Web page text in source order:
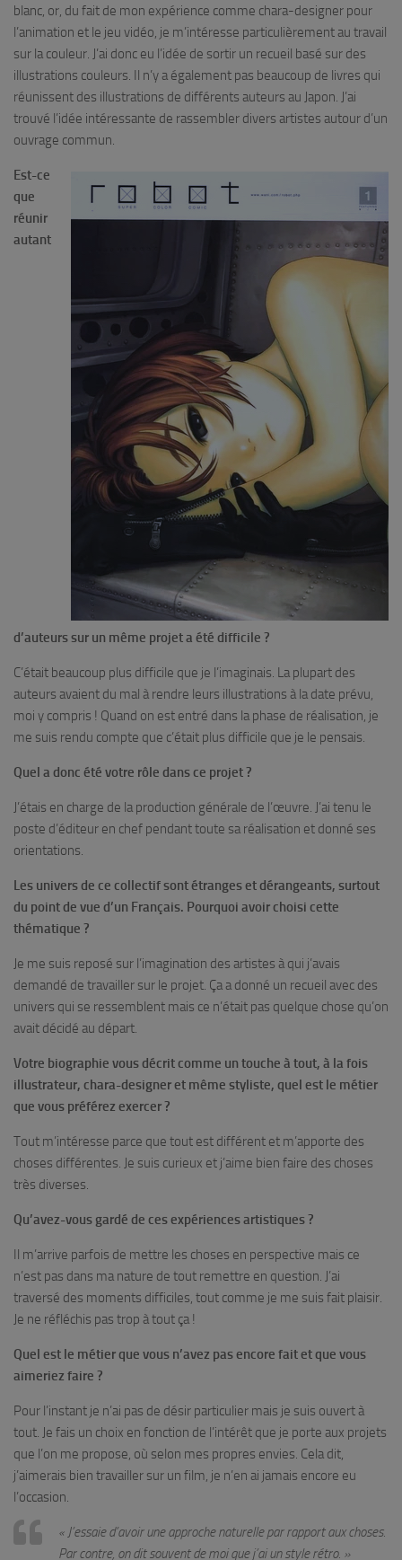
blanc, or, du fait de mon expérience comme chara-designer pour
l’animation et le jeu vidéo, je m’intéresse particulièrement au travail
sur la couleur. J’ai donc eu l’idée de sortir un recueil basé sur des
illustrations couleurs. Il n’y a également pas beaucoup de livres qui
réunissent des illustrations de différents auteurs au Japon. J’ai
trouvé l’idée intéressante de rassembler divers artistes autour d’un
ouvrage commun.
Est-ce
que
réunir
autant
d’auteurs sur un même projet a été difficile ?
C’était beaucoup plus difficile que je l’imaginais. La plupart des
auteurs avaient du mal à rendre leurs illustrations à la date prévu,
moi y compris ! Quand on est entré dans la phase de réalisation, je
me suis rendu compte que c’était plus difficile que je le pensais.
Quel a donc été votre rôle dans ce projet ?
J’étais en charge de la production générale de l’œuvre. J’ai tenu le
poste d’éditeur en chef pendant toute sa réalisation et donné ses
orientations.
Les univers de ce collectif sont étranges et dérangeants, surtout
du point de vue d’un Français. Pourquoi avoir choisi cette
thématique ?
Je me suis reposé sur l’imagination des artistes à qui j’avais
demandé de travailler sur le projet. Ça a donné un recueil avec des
univers qui se ressemblent mais ce n’était pas quelque chose qu’on
avait décidé au départ.
Votre biographie vous décrit comme un touche à tout, à la fois
illustrateur, chara-designer et même styliste, quel est le métier
que vous préférez exercer ?
Tout m’intéresse parce que tout est différent et m’apporte des
choses différentes. Je suis curieux et j’aime bien faire des choses
très diverses.
Qu’avez-vous gardé de ces expériences artistiques ?
Il m’arrive parfois de mettre les choses en perspective mais ce
n’est pas dans ma nature de tout remettre en question. J’ai
traversé des moments difficiles, tout comme je me suis fait plaisir.
Je ne réfléchis pas trop à tout ça !
Quel est le métier que vous n’avez pas encore fait et que vous
aimeriez faire ?
Pour l’instant je n’ai pas de désir particulier mais je suis ouvert à
tout. Je fais un choix en fonction de l’intérêt que je porte aux projets
que l’on me propose, où selon mes propres envies. Cela dit,
j’aimerais bien travailler sur un film, je n’en ai jamais encore eu
l’occasion.
« J’essaie d’avoir une approche naturelle par rapport aux choses.
Par contre, on dit souvent de moi que j’ai un style rétro. »